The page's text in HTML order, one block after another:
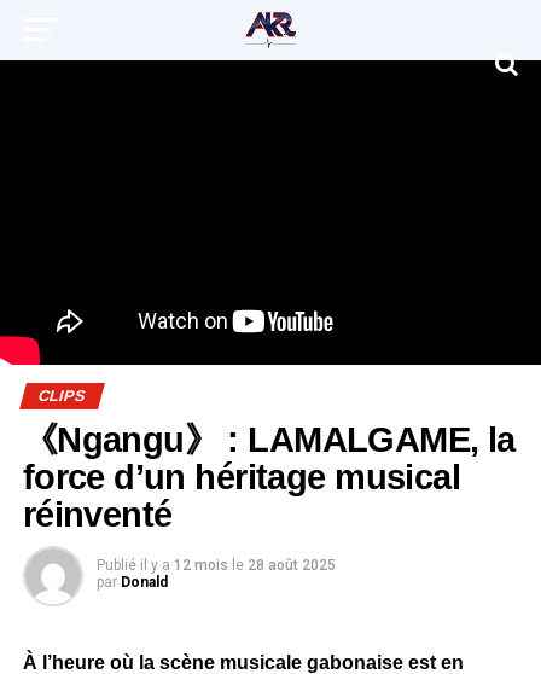
CLIPS
《Ngangu》 : LAMALGAME, la
force d’un héritage musical
réinventé
Publié il y a 12 mois le 28 août 2025
par Donald
À l’heure où la scène musicale gabonaise est en